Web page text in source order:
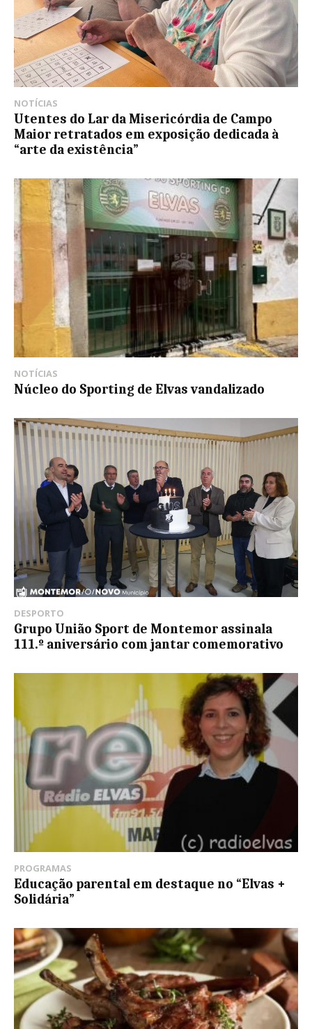
NOTÍCIAS
Utentes do Lar da Misericórdia de Campo
Maior retratados em exposição dedicada à
“arte da existência”
NOTÍCIAS
Núcleo do Sporting de Elvas vandalizado
DESPORTO
Grupo União Sport de Montemor assinala
111.º aniversário com jantar comemorativo
PROGRAMAS
Educação parental em destaque no “Elvas +
Solidária”